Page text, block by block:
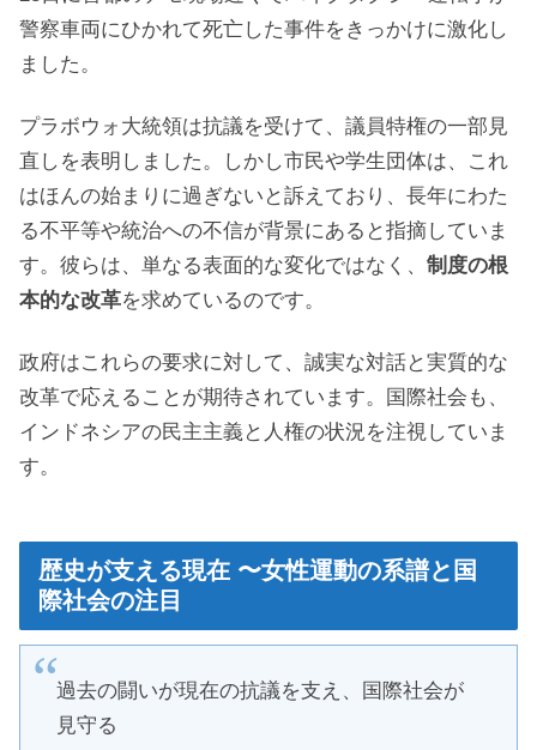
警察車両にひかれて死亡した事件をきっかけに激化し
ました。
プラボウォ大統領は抗議を受けて、議員特権の一部見
直しを表明しました 。しかし市民や学生団体は、これ
はほんの始まりに過ぎないと訴えており、長年にわた
る不平等や統治への不信が背景にあると指摘していま
す。彼らは、単なる表面的な変化ではなく、 制度の根
本的な改革を求めているのです。
政府はこれらの要求に対して、誠実な対話と実質的な
改革で応えることが期待されています。国際社会も、
インドネシアの民主主義と人権の状況を注視していま
す。
歴史が支える現在 〜女性運動の系譜と国
際社会の注目
過去の闘いが現在の抗議を支え、国際社会が
見守る